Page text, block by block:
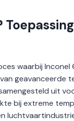
waarbij Inconel
geavanceerde
uit
bij extreme